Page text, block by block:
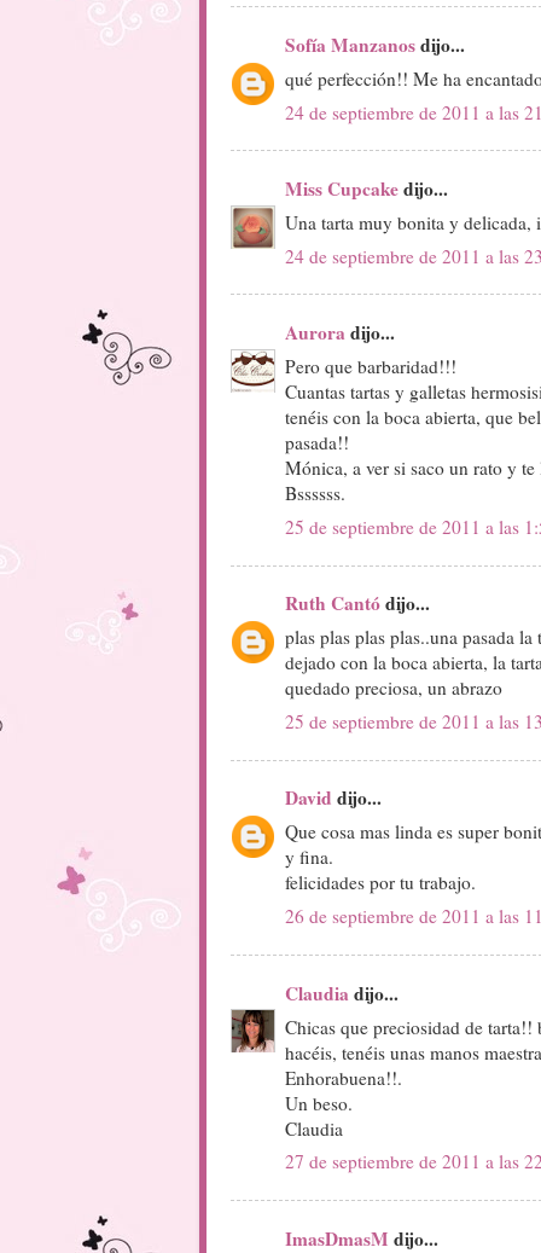
Sofía Manzanosdijo...
qué perfección!! Me ha
24 de septiembre de 2011 a las
Miss Cupcakedijo...
Una tarta muy bonita y delicada,
24 de septiembre de 2011 a las
Auroradijo...
Pero que barbaridad!!!
Cuantas tartas y galletas
tenéis con la boca abierta, que
pasada!!
Mónica, a ver si saco un rato y
Bssssss.
25 de septiembre de 2011 a las
Ruth Cantódijo...
plas plas plas plas..una pasada
dejado con la boca abierta, la
quedado preciosa, un abrazo
25 de septiembre de 2011 a las
David dijo...
Que cosa mas linda es super
y fina.
felicidades por tu trabajo.
26 de septiembre de 2011 a las
Claudiadijo...
Chicas que preciosidad de
hacéis, tenéis unas manos
Enhorabuena!!.
Un beso.
Claudia
27 de septiembre de 2011 a las
ImasDmasM dijo...